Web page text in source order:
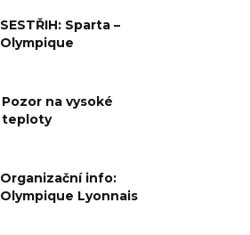
SESTŘIH: Sparta –
Olympique
Pozor na vysoké
teploty
Organizační info:
Olympique Lyonnais